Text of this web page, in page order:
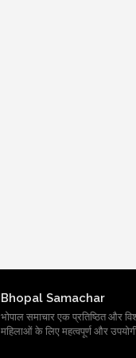
Bhopal Samachar
भोपाल समाचार एक प्रतिष्ठित और
महिलाओं के लिए महत्वपूर्ण और